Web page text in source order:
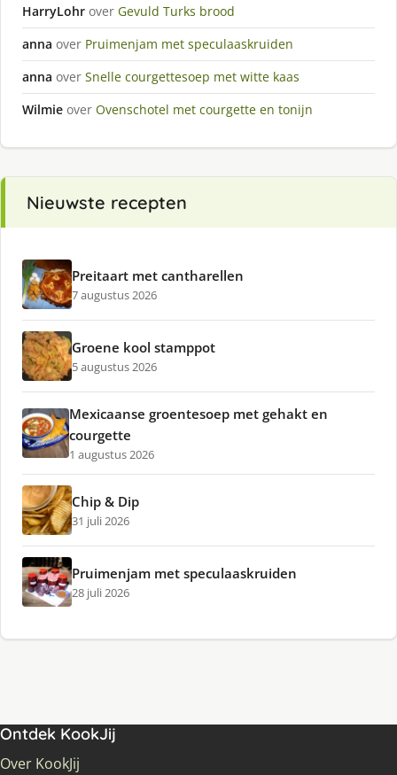
HarryLohr over Gevuld Turks brood
anna over Pruimenjam met speculaaskruiden
anna over Snelle courgettesoep met witte kaas
Wilmie over Ovenschotel met courgette en tonijn
Nieuwste recepten
Preitaart met cantharellen
7 augustus 2026
Groene kool stamppot
5 augustus 2026
Mexicaanse groentesoep met gehakt en
courgette
1 augustus 2026
Chip & Dip
31 juli 2026
Pruimenjam met speculaaskruiden
28 juli 2026
Ontdek KookJij
Over KookJij